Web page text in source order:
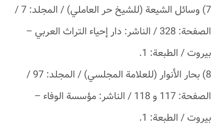
7) وسائل الشيعة (للشيخ حر العاملي) / المجلد: 7 /
الصفحة: 328 / الناشر: دار إحياء التراث العربي –
بيروت / الطبعة: 1.
8) بحار الأنوار (للعلامة المجلسي) / المجلد: 97 /
الصفحة: 117 و 118 / الناشر: مؤسسة الوفاء –
بيروت / الطبعة: 1.